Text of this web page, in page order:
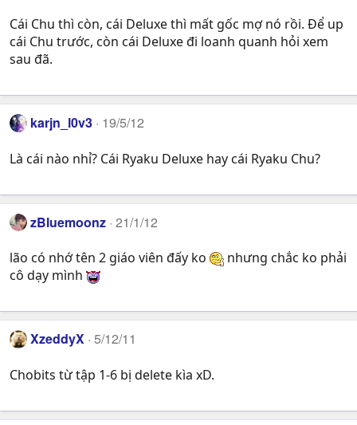
Cái Chu thì còn, cái Deluxe thì mất gốc mợ nó rồi. Để up
cái Chu trước, còn cái Deluxe đi loanh quanh hỏi xem
sau đã.
karjn_l0v3 19/5/12
Là cái nào nhỉ? Cái Ryaku Deluxe hay cái Ryaku Chu?
zBluemoonz 21/1/12
lão có nhớ tên 2 giáo viên đấy ko
nhưng chắc ko phải
cô dạy mình
XzeddyX 5/12/11
Chobits từ tập 1-6 bị delete kìa xD.